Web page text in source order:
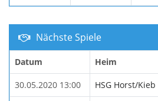
Nächste Spiele
Datum Heim
30.05.2020 13:00 HSG Horst/Kieb